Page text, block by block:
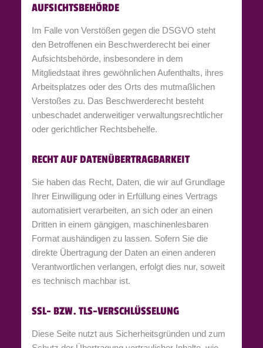
AUFSICHTS­BEHÖRDE
Im Falle von Verstößen gegen die DSGVO steht
den Betroffenen ein Beschwerderecht bei einer
Aufsichtsbehörde, insbesondere in dem
Mitgliedstaat ihres gewöhnlichen Aufenthalts, ihres
Arbeitsplatzes oder des Orts des mutmaßlichen
Verstoßes zu. Das Beschwerderecht besteht
unbeschadet anderweitiger verwaltungsrechtlicher
oder gerichtlicher Rechtsbehelfe.
RECHT AUF DATEN­ÜBERTRAG­BARKEIT
Sie haben das Recht, Daten, die wir auf Grundlage
Ihrer Einwilligung oder in Erfüllung eines Vertrags
automatisiert verarbeiten, an sich oder an einen
Dritten in einem gängigen, maschinenlesbaren
Format aushändigen zu lassen. Sofern Sie die
direkte Übertragung der Daten an einen anderen
Verantwortlichen verlangen, erfolgt dies nur, soweit
es technisch machbar ist.
SSL- BZW. TLS-VERSCHLÜSSELUNG
Diese Seite nutzt aus Sicherheitsgründen und zum